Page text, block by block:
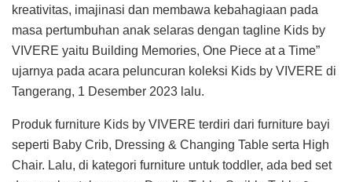
kreativitas, imajinasi dan membawa kebahagiaan pada
masa pertumbuhan anak selaras dengan tagline Kids by
VIVERE yaitu Building Memories, One Piece at a Time”
ujarnya pada acara peluncuran koleksi Kids by VIVERE di
Tangerang, 1 Desember 2023 lalu.
Produk furniture Kids by VIVERE terdiri dari furniture bayi
seperti Baby Crib, Dressing & Changing Table serta High
Chair. Lalu, di kategori furniture untuk toddler, ada bed set